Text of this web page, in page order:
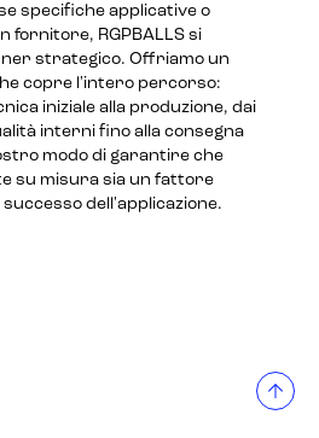
specifiche applicative o
fornitore, RGPBALLS si
strategico. Offriamo un
copre l'intero percorso:
iniziale alla produzione, dai
interni fino alla consegna
modo di garantire che
su misura sia un fattore
dell'applicazione.